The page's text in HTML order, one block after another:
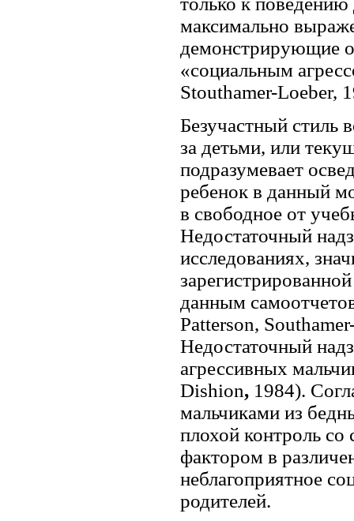
максимально
демонстрирующие
«социальным
Stouthamer-Loeber,
Безучастный стиль
за детьми, или
подразумевает
ребенок в данный
в свободное от
Недостаточный
исследованиях,
зарегистрированной
данным
Patterson,
Недостаточный
агрессивных
Dishion, 1984).
мальчиками из
плохой контроль
фактором в
неблагоприятное
родителей.